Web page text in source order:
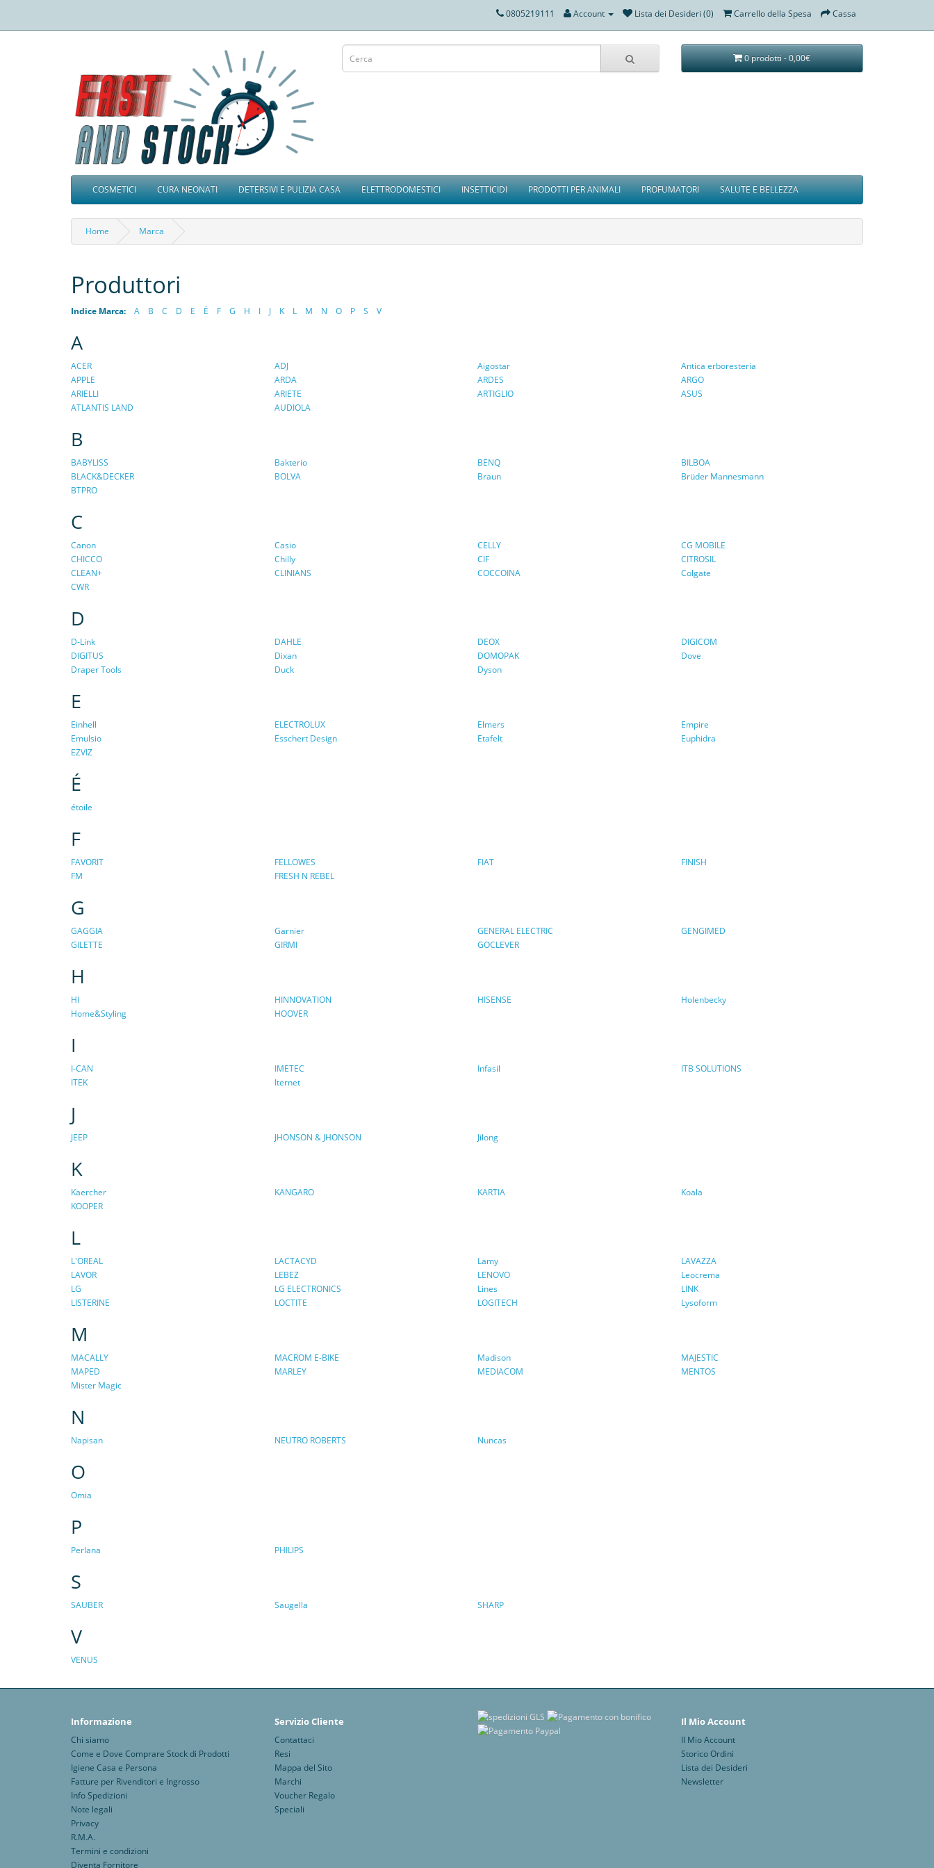
0805219111 Account Lista dei Desideri (0) Carrello della Spesa Cassa
0 prodotti - 0,00€
COSMETICI CURA NEONATI DETERSIVI E PULIZIA CASA ELETTRODOMESTICI INSETTICIDI PRODOTTI PER ANIMALI PROFUMATORI SALUTE E BELLEZZA
Home Marca
Produttori
Indice Marca: A B C D E É F G H I J K L M N O P S V
A
ACER ADJ Aigostar
Antica erboresteria
APPLE
ARDA ARDES
ARGO
ARIELLI
ARIETE ARTIGLIO
ASUS
ATLANTIS LAND
AUDIOLA
B
BABYLISS Bakterio BENQ
BILBOA
BLACK&DECKER
BOLVA Braun
Brüder Mannesmann
BTPRO
C
Canon Casio CELLY
CG MOBILE
CHICCO
Chilly CIF
CITROSIL
CLEAN+
CLINIANS COCCOINA
Colgate
CWR
D
D-Link DAHLE DEOX
DIGICOM
DIGITUS
Dixan DOMOPAK
Dove
Draper Tools
Duck Dyson
E
Einhell ELECTROLUX Elmers
Empire
Emulsio
Esschert Design Etafelt
Euphidra
EZVIZ
É
étoile
F
FAVORIT FELLOWES FIAT
FINISH
FM
FRESH N REBEL
G
GAGGIA Garnier GENERAL ELECTRIC
GENGIMED
GILETTE
GIRMI GOCLEVER
H
HI HINNOVATION HISENSE
Holenbecky
Home&Styling
HOOVER
I
I-CAN IMETEC Infasil
ITB SOLUTIONS
ITEK
Iternet
J
JEEP JHONSON & JHONSON Jilong
K
Kaercher KANGARO KARTIA
Koala
KOOPER
L
L'OREAL LACTACYD Lamy
LAVAZZA
LAVOR
LEBEZ LENOVO
Leocrema
LG
LG ELECTRONICS Lines
LINK
LISTERINE
LOCTITE LOGITECH Lysoform
M
MACALLY MACROM E-BIKE Madison
MAJESTIC
MAPED
MARLEY MEDIACOM
MENTOS
Mister Magic
N
Napisan NEUTRO ROBERTS Nuncas
O
Omia
P
Perlana PHILIPS
S
SAUBER Saugella SHARP
V
VENUS
Informazione
Chi siamo
Come e Dove Comprare Stock di Prodotti
Igiene Casa e Persona
Fatture per Rivenditori e Ingrosso
Info Spedizioni
Note legali
Privacy
R.M.A.
Termini e condizioni
Diventa Fornitore
Servizio Cliente
Contattaci
Resi
Mappa del Sito
Marchi
Voucher Regalo
Speciali
Il Mio Account
Il Mio Account
Storico Ordini
Lista dei Desideri
Newsletter